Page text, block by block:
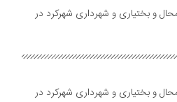
و بختیاری و شهرداری شهرکرد در
و بختیاری و شهرداری شهرکرد در